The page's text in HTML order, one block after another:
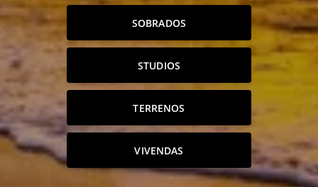
SOBRADOS
STUDIOS
TERRENOS
VIVENDAS